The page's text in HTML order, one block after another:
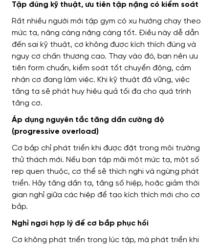
Tập đúng kỹ thuật, ưu tiên tập nặng có kiểm soát
Rất nhiều người mới tập gym có xu hướng chạy theo
mức tạ, nâng càng nặng càng tốt. Điều này dễ dẫn
đến sai kỹ thuật, cơ không được kích thích đúng và
nguy cơ chấn thương cao. Thay vào đó, bạn nên ưu
tiên form chuẩn, kiểm soát tốt chuyển động, cảm
nhận cơ đang làm việc. Khi kỹ thuật đã vững, việc
tăng tạ sẽ phát huy hiệu quả tối đa cho quá trình
tăng cơ.
Áp dụng nguyên tắc tăng dần cường độ
(progressive overload)
Cơ bắp chỉ phát triển khi được đặt trong môi trường
thử thách mới. Nếu bạn tập mãi một mức tạ, một số
rep quen thuộc, cơ thể sẽ thích nghi và ngừng phát
triển. Hãy tăng dần tạ, tăng số hiệp, hoặc giảm thời
gian nghỉ giữa các hiệp để tạo kích thích mới cho cơ
bắp.
Nghỉ ngơi hợp lý để cơ bắp phục hồi
Cơ không phát triển trong lúc tập, mà phát triển khi